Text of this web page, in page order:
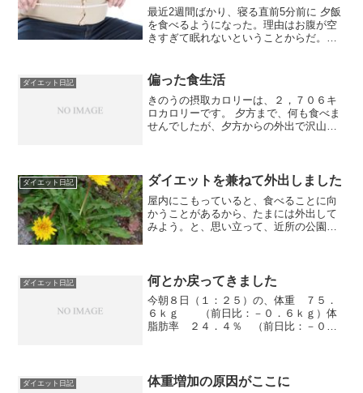
最近2週間ばかり、寝る直前5分前に 夕飯
を食べるようになった。理由はお腹が空
きすぎて眠れないということからだ。お
んだが、やっぱり体重増えるよね。どう
したものか？
ダイエット日記 偏った食生活
きのうの摂取カロリーは、２，７０６キ
ロカロリーです。 夕方まで、何も食べま
せんでしたが、夕方からの外出で沢山食
くれません。 一日３...
ダイエット日記 ダイエットを兼ねて外出しました
屋内にこもっていると、食べることに向
かうことがあるから、たまには外出して
みよう。と、思い立って、近所の公園に
まは出ているのに。ですが...
ダイエット日記 何とか戻ってきました
今朝８日（１：２５）の、体重 ７５．
６ｋｇ （前日比：－０．６ｋｇ）体
脂肪率 ２４．４％ （前日比：－０．
はしっかり３回で済...
ダイエット日記 体重増加の原因がここに